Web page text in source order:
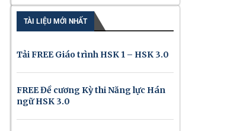
TÀI LIỆU MỚI NHẤT
Tải FREE Giáo trình HSK 1 – HSK 3.0
FREE Đề cương Kỳ thi Năng lực Hán
ngữ HSK 3.0